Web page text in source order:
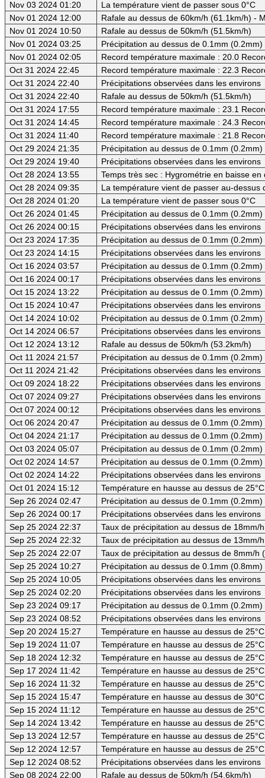
Nov 03 2024 01:20
La température vient de passer sous 0°C
Nov 01 2024 12:00
Rafale au dessus de 60km/h (61.1km/h) -
Nov 01 2024 10:50
Rafale au dessus de 50km/h (51.5km/h)
Nov 01 2024 03:25
Précipitation au dessus de 0.1mm
Nov 01 2024 02:05
Record température maximale : 20.0
Oct 31 2024 22:45
Record température maximale : 22.3
Oct 31 2024 22:40
Précipitations observées dans les environs
Oct 31 2024 22:40
Rafale au dessus de 50km/h (51.5km/h)
Oct 31 2024 17:55
Record température maximale : 23.1
Oct 31 2024 14:45
Record température maximale : 24.3
Oct 31 2024 11:40
Record température maximale : 21.8
Oct 29 2024 21:35
Précipitation au dessus de 0.1mm
Oct 29 2024 19:40
Précipitations observées dans les environs
Oct 28 2024 13:55
Temps très sec : Hygrométrie en baisse
Oct 28 2024 09:35
La température vient de passer au-
Oct 28 2024 01:20
La température vient de passer sous 0°C
Oct 26 2024 01:45
Précipitation au dessus de 0.1mm
Oct 26 2024 00:15
Précipitations observées dans les environs
Oct 23 2024 17:35
Précipitation au dessus de 0.1mm
Oct 23 2024 14:15
Précipitations observées dans les environs
Oct 16 2024 03:57
Précipitation au dessus de 0.1mm
Oct 16 2024 00:17
Précipitations observées dans les environs
Oct 15 2024 13:22
Précipitation au dessus de 0.1mm
Oct 15 2024 10:47
Précipitations observées dans les environs
Oct 14 2024 10:02
Précipitation au dessus de 0.1mm
Oct 14 2024 06:57
Précipitations observées dans les environs
Oct 12 2024 13:12
Rafale au dessus de 50km/h (53.2km/h)
Oct 11 2024 21:57
Précipitation au dessus de 0.1mm
Oct 11 2024 21:42
Précipitations observées dans les environs
Oct 09 2024 18:22
Précipitations observées dans les environs
Oct 07 2024 09:27
Précipitations observées dans les environs
Oct 07 2024 00:12
Précipitations observées dans les environs
Oct 06 2024 20:47
Précipitation au dessus de 0.1mm (0.2mm)
Oct 04 2024 21:17
Précipitation au dessus de 0.1mm
Oct 03 2024 05:07
Précipitation au dessus de 0.1mm
Oct 02 2024 14:57
Précipitation au dessus de 0.1mm
Oct 02 2024 14:22
Précipitations observées dans les environs
Oct 01 2024 15:12
Température en hausse au dessus de
Sep 26 2024 02:47
Précipitation au dessus de 0.1mm
Sep 26 2024 00:17
Précipitations observées dans les environs
Sep 25 2024 22:37
Taux de précipitation au dessus de 18mm/
Sep 25 2024 22:32
Taux de précipitation au dessus de 13mm/
Sep 25 2024 22:07
Taux de précipitation au dessus de 8mm/h
Sep 25 2024 10:27
Précipitation au dessus de 0.1mm
Sep 25 2024 10:05
Précipitations observées dans les environs
Sep 25 2024 02:20
Précipitations observées dans les environs
Sep 23 2024 09:17
Précipitation au dessus de 0.1mm
Sep 23 2024 08:52
Précipitations observées dans les environs
Sep 20 2024 15:27
Température en hausse au dessus de
Sep 19 2024 11:07
Température en hausse au dessus de
Sep 18 2024 12:32
Température en hausse au dessus de
Sep 17 2024 11:42
Température en hausse au dessus de
Sep 16 2024 11:32
Température en hausse au dessus de
Sep 15 2024 15:47
Température en hausse au dessus de
Sep 15 2024 11:12
Température en hausse au dessus de
Sep 14 2024 13:42
Température en hausse au dessus de
Sep 13 2024 12:57
Température en hausse au dessus de
Sep 12 2024 12:57
Température en hausse au dessus de
Sep 12 2024 08:52
Précipitations observées dans les environs
Sep 08 2024 22:00
Rafale au dessus de 50km/h (54.6km/h)